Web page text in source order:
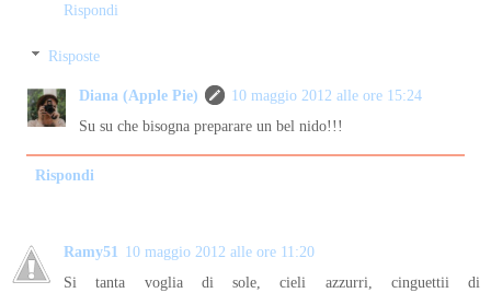
Rispondi
Risposte
Diana (Apple Pie)
10 maggio 2012 alle ore 15:24
Su su che bisogna preparare un bel nido!!!
Rispondi
Ramy51 10 maggio 2012 alle ore 11:20
Si tanta voglia di sole, cieli azzurri, cinguettii di